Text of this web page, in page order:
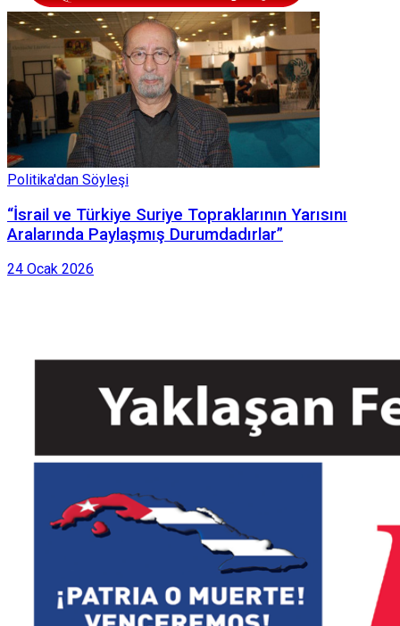
Politika'dan Söyleşi
“İsrail ve Türkiye Suriye Topraklarının Yarısını
Aralarında Paylaşmış Durumdadırlar”
24 Ocak 2026